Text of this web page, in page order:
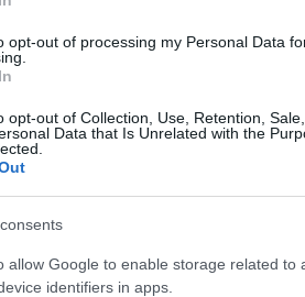
opt-out of processing my Personal Data
opt-out of Collection, Use, Retention,
Data that Is Unrelated with the
allow Google to enable storage related to
identifiers in apps.
díjat nyert.
kezelő Jan
a náci megszállás,
AGundapedig egyszerre
dokumentumfilm, amely
kérdéseket. Gunda
azért született, hogy
szül, majd élelemként
Oscar-díjas Joaquin